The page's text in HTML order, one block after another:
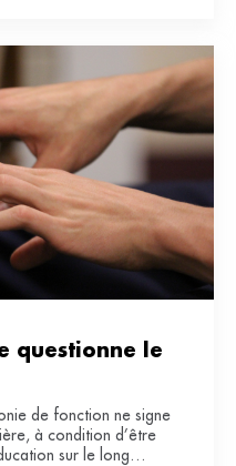
questionne le
de fonction ne signe
à condition d’être
sur le long